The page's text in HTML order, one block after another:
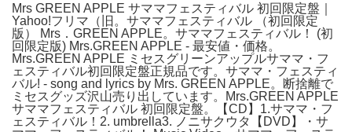
Mrs GREEN APPLE サママフェスティバル 初回限定盤｜
Yahoo!フリマ（旧。サママフェスティバル （初回限定
版） Mrs．GREEN APPLE。サママフェスティバル！ (初
回限定版) Mrs.GREEN APPLE - 最安値・価格。
Mrs.GREEN APPLE ミセスグリーンアップルサママ・フ
ェスティバル初回限定盤正規品です。サママ・フェスティ
バル! - song and lyrics by Mrs. GREEN APPLE。断捨離で
ミセスグッズ沢山売り出しています。Mrs.GREEN APPLE
サママフェスティバル 初回限定盤。【CD】1.サママ・フ
ェスティバル！2. umbrella3. ノニサクウタ【DVD】・サ